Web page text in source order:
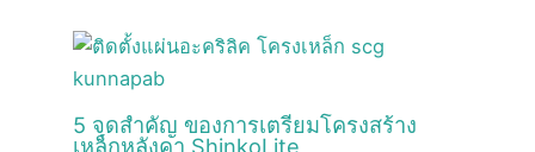
5 จุดสำคัญ ของการเตรียมโครงสร้าง
เหล็กหลังคา ShinkoLite